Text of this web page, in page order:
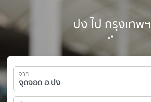
ปง ไป กรุงเทพฯ
จาก